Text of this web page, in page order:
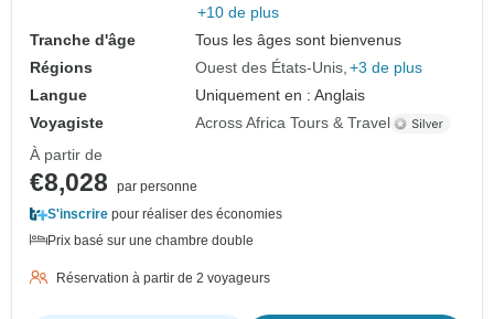
+10 de plus
Tranche d'âge
Tous les âges sont bienvenus
Régions
Ouest des États-Unis +3 de plus
Langue
Uniquement en : Anglais
Voyagiste
Across Africa Tours & Travel
À partir de
€8,028
par personne
S'inscrire pour réaliser des économies
Prix basé sur une chambre double
Réservation à partir de 2 voyageurs